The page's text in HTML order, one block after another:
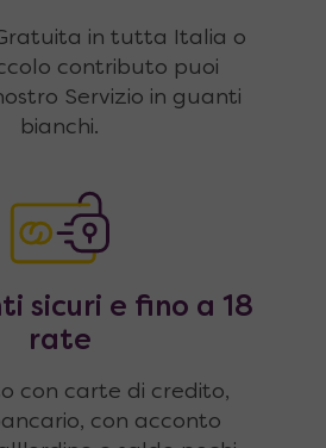
in tutta Italia o
contributo puoi
Servizio in guanti
bianchi.
sicuri e fino a 18
rate
con carte di credito,
con acconto